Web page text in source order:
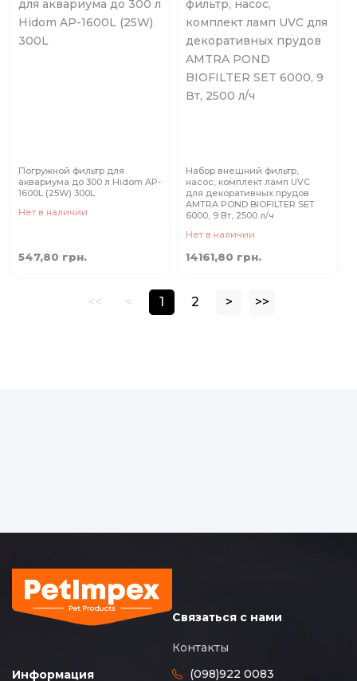
Погружной фильтр для
аквариума до 300 л Нidom AP-
1600L (25W) 300L
Нет в наличии
547,80 грн.
Набор внешний фильтр,
насос, комплект ламп UVC
для декоративных прудов
AMTRA POND BIOFILTER SET
6000, 9 Вт, 2500 л/ч
Нет в наличии
14161,80 грн.
<< < 1 2 > >>
Информация
Связаться с нами
Контакты
(098)922 0083